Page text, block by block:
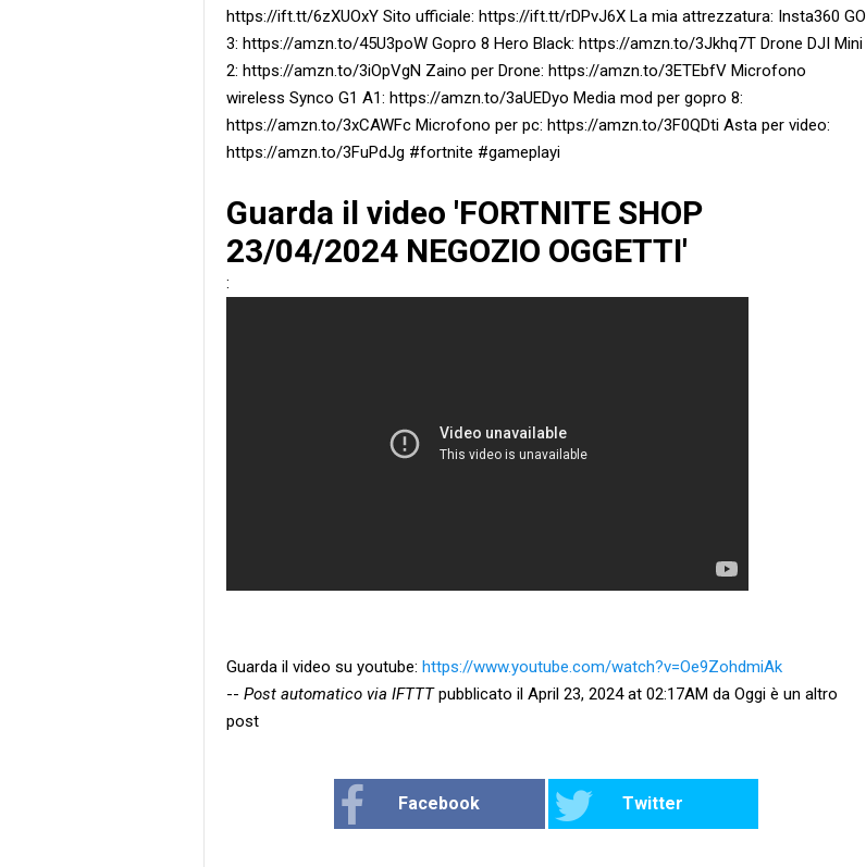
https://ift.tt/6zXUOxY Sito ufficiale: https://ift.tt/rDPvJ6X La mia attrezzatura: Insta360 GO
3: https://amzn.to/45U3poW Gopro 8 Hero Black: https://amzn.to/3Jkhq7T Drone DJI Mini
2: https://amzn.to/3iOpVgN Zaino per Drone: https://amzn.to/3ETEbfV Microfono
wireless Synco G1 A1: https://amzn.to/3aUEDyo Media mod per gopro 8:
https://amzn.to/3xCAWFc Microfono per pc: https://amzn.to/3F0QDti Asta per video:
https://amzn.to/3FuPdJg #fortnite #gameplayi
Guarda il video 'FORTNITE SHOP
23/04/2024 NEGOZIO OGGETTI'
:
Guarda il video su youtube: https://www.youtube.com/watch?v=Oe9ZohdmiAk
-- Post automatico via IFTTTpubblicato il April 23, 2024 at 02:17AM da Oggi è un altro
post
Facebook Twitter